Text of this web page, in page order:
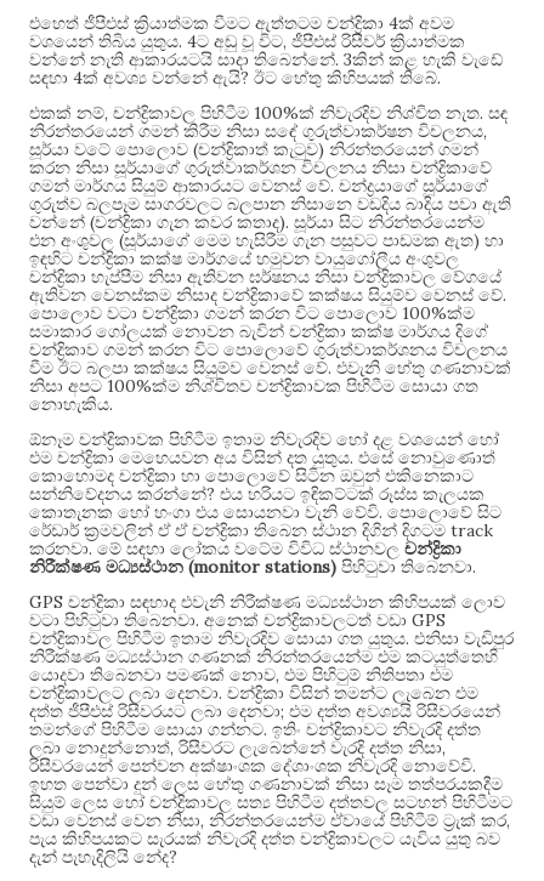
එහෙත් ජීපීඑස් ක්‍රියාත්මක වීමට ඇත්තටම චන්ද්‍රිකා 4ක් අවම
වශයෙන් තිබිය යුතුය. 4ට අඩු වූ විට, ජීපීඑස් රිසීවර් ක්‍රියාත්මක
වන්නේ නැති ආකාරයටයි සාදා තිබෙන්නේ. 3කින් කළ හැකි වැඩේ
සඳහා 4ක් අවශ්‍ය වන්නේ ඇයි? ඊට හේතු කිහිපයක් තිබේ.
එකක් නම්, චන්ද්‍රිකාවල පිහිටීම 100%ක් නිවැරදිව නිශ්චිත නැත. සඳ
නිරන්තරයෙන් ගමන් කිරීම නිසා සඳේ ගුරුත්වාකර්ෂන විචලනය,
සූර්යා වටේ පොලොව (චන්ද්‍රිකාත් කැටුව) නිරන්තරයෙන් ගමන්
කරන නිසා සූර්යාගේ ගුරුත්වාකර්ශන විචලනය නිසා චන්ද්‍රිකාවේ
ගමන් මාර්ගය සියුම් ආකාරයට වෙනස් වේ. චන්ද්‍රයාගේ සූර්යාගේ
ගුරුත්ව බලපෑම සාගරවලට බලපාන නිසානෙ වඩදිය බාදිය පවා ඇති
වන්නේ (චන්ද්‍රිකා ගැන කවර කතාද). සූර්යා සිට නිරන්තරයෙන්ම
එන අංශුවල (සූර්යාගේ මෙම හැසිරීම ගැන පසුවට පාඩමක ඇත) හා
ඉඳහිට චන්ද්‍රිකා කක්ෂ මාර්ගයේ හමුවන වායුගෝලීය අංශුවල
චන්ද්‍රිකා හැප්පීම නිසා ඇතිවන ඝර්ෂනය නිසා චන්ද්‍රිකාවල වේගයේ
ඇතිවන වෙනස්කම නිසාද චන්ද්‍රිකාවේ කක්ෂය සියුම්ව වෙනස් වේ.
පොලොව වටා චන්ද්‍රිකා ගමන් කරන විට පොලොව 100%ක්ම
සමාකාර ගෝලයක් නොවන බැවින් චන්ද්‍රිකා කක්ෂ මාර්ගය දිගේ
චන්ද්‍රිකාව ගමන් කරන විට පොලොවේ ගුරුත්වාකර්ශනය විචලනය
වීම ඊට බලපා කක්ෂය සියුම්ව වෙනස් වේ. එවැනි හේතු ගණනාවක්
නිසා අපට 100%ක්ම නිශ්චිතව චන්ද්‍රිකාවක පිහිටීම සොයා ගත
නොහැකිය.
ඕනෑම චන්ද්‍රිකාවක පිහිටීම ඉතාම නිවැරදිව හෝ දළ වශයෙන් හෝ
එම චන්ද්‍රිකා මෙහෙයවන අය විසින් දත යුතුය. එසේ නොවුණොත්
කොහොමද චන්ද්‍රිකා හා පොලොවේ සිටින ඔවුන් එකිනෙකාට
සන්නිවේදනය කරන්නේ? එය හරියට ඉඳිකට්ටක් රූස්ස කැලයක
කොතැනක හෝ හංගා එය සොයනවා වැනි වේවි. පොලොවේ සිට
රේඩාර් ක්‍රමවලින් ඒ ඒ චන්ද්‍රිකා තිබෙන ස්ථාන දිගින් දිගටම track
කරනවා.මේ සඳහා ලෝකය වටේම විවිධ ස්ථානවල චන්ද්‍රිකා
නිරීක්ෂණ මධ්‍යස්ථාන (monitor stations) පිහිටුවා තිබෙනවා.
GPS චන්ද්‍රිකා සඳහාද එවැනි නිරීක්ෂණ මධ්‍යස්ථාන කිහිපයක් ලොව
වටා පිහිටුවා තිබෙනවා. අනෙක් චන්ද්‍රිකාවලටත් වඩා GPS
චන්ද්‍රිකාවල පිහිටීම ඉතාම නිවැරදිව සොයා ගත යුතුය. එනිසා වැඩිපුර
නිරීක්ෂණ මධ්‍යස්ථාන ගණනක් නිරන්තරයෙන්ම එම කටයුත්තෙහි
යොදවා තිබෙනවා පමණක් නොව, එම පිහිටුම් නිතිපතා එම
චන්ද්‍රිකාවලට ලබා දෙනවා. චන්ද්‍රිකා විසින් තමන්ට ලැබෙන එම
දත්ත ජීපීඑස් රිසීවරයට ලබා දෙනවා; එම දත්ත අවශ්‍යයි රිසීවරයෙන්
තමන්ගේ පිහිටීම සොයා ගන්නට. ඉතිං චන්ද්‍රිකාවට නිවැරදි දත්ත
ලබා නොදුන්නොත්, රිසීවරට ලැබෙන්නේ වැරදි දත්ත නිසා,
රිසීවරයෙන් පෙන්වන අක්ෂාංශක දේශාංශක නිවැරදි නොවේවි.
ඉහත පෙන්වා දුන් ලෙස හේතු ගණනාවක් නිසා සෑම තත්පරයකදීම
සියුම් ලෙස හෝ චන්ද්‍රිකාවල සත්‍ය පිහිටීම දත්තවල සටහන් පිහිටීමට
වඩා වෙනස් වෙන නිසා, නිරන්තරයෙන්ම ඒවායේ පිහිටීම් ට්‍රැක් කර,
පැය කිහිපයකට සැරයක් නිවැරදි දත්ත චන්ද්‍රිකාවලට යැවිය යුතු බව
දැන් පැහැදිලියි නේද?